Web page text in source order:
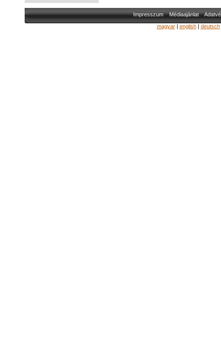
Impresszum Médiaajánlat
magyar| english| deutsch